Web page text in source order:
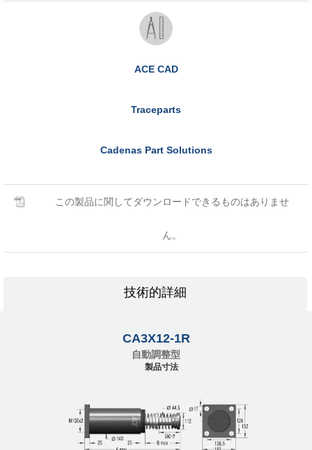
ACE CAD
Traceparts
Cadenas Part Solutions
この製品に関してダウンロードできるものはありませ
ん。
技術的詳細
CA3X12-1R
自動調整型
製品寸法